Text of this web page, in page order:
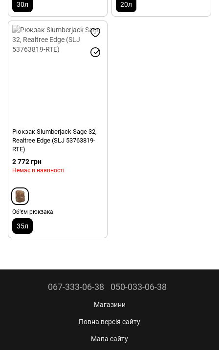
30л 20л
Рюкзак Slumberjack Sage 32,
Realtree Edge (SLJ 53763819-
RTE)
2 772 грн
Немає в наявності
Об'єм рюкзака
35л
067-333-06-38 050-033-06-38
Магазини
Повна версія сайту
Мапа сайту